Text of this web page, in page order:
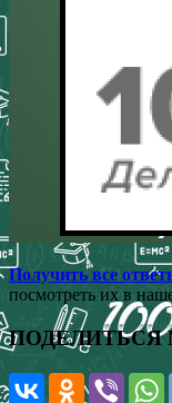
Получить все
посмотреть их в
ПОДЕЛИТЬСЯ